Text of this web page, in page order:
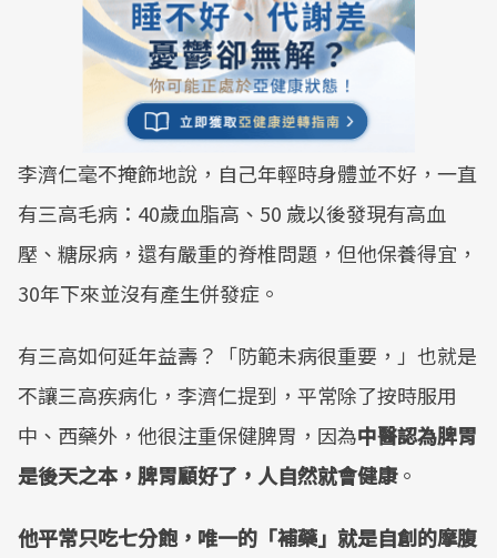
李濟仁毫不掩飾地說，自己年輕時身體並不好，一直
有三高毛病：40歲血脂高、50 歲以後發現有高血
壓、糖尿病，還有嚴重的脊椎問題，但他保養得宜，
30年下來並沒有產生併發症。
有三高如何延年益壽？「防範未病很重要，」也就是
不讓三高疾病化，李濟仁提到，平常除了按時服用
中、西藥外，他很注重保健脾胃，因為中醫認為脾胃
是後天之本，脾胃顧好了，人自然就會健康。
他平常只吃七分飽，唯一的「補藥」就是自創的摩腹